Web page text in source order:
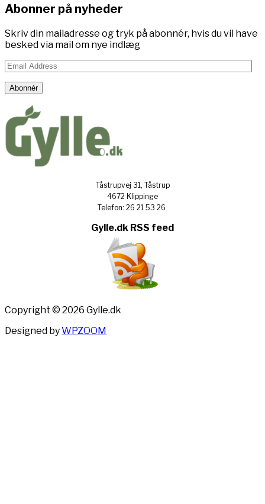
Abonner på nyheder
Skriv din mailadresse og tryk på abonnér, hvis du vil have
besked via mail om nye indlæg
Email
Address
Abonnér
Tåstrupvej 31, Tåstrup
4672 Klippinge
Telefon: 26 21 53 26
Gylle.dk RSS feed
Copyright © 2026 Gylle.dk
Designed byWPZOOM